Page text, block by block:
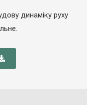
динаміку руху